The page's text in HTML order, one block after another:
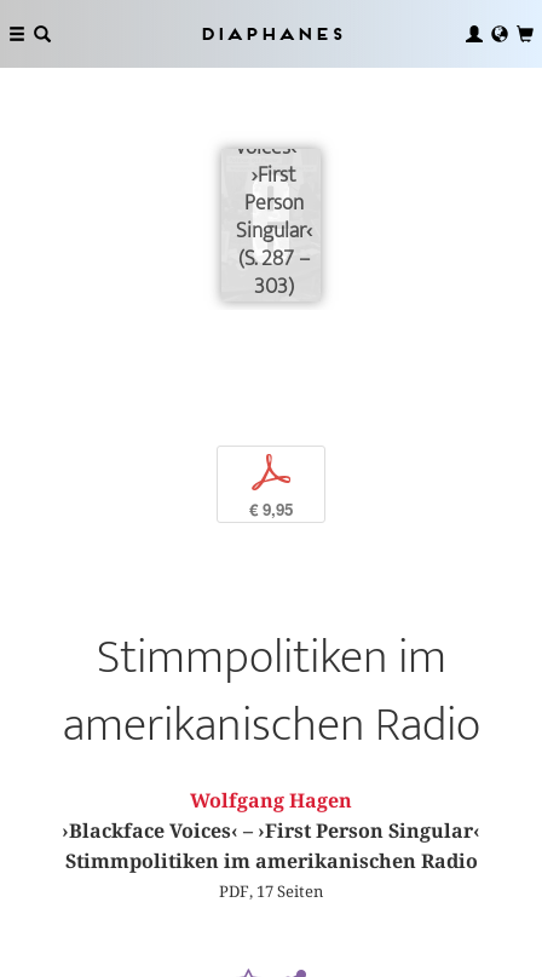
Diaphanes
Voices‹ –
›First
Person
Singular‹
(S. 287 –
303)
p
€ 9,95
Stimmpolitiken im
amerikanischen Radio
Wolfgang Hagen
›Blackface Voices‹ – ›First Person Singular‹
Stimmpolitiken im amerikanischen Radio
PDF, 17 Seiten